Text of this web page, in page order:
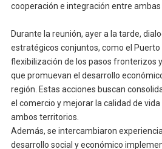
cooperación e integración entre ambas
Durante la reunión, ayer a la tarde,
estratégicos conjuntos, como el Puerto
flexibilización de los pasos fronterizos
que promuevan el desarrollo
región. Estas acciones buscan
el comercio y mejorar la calidad de
ambos territorios.
Además, se intercambiaron
desarrollo social y económico